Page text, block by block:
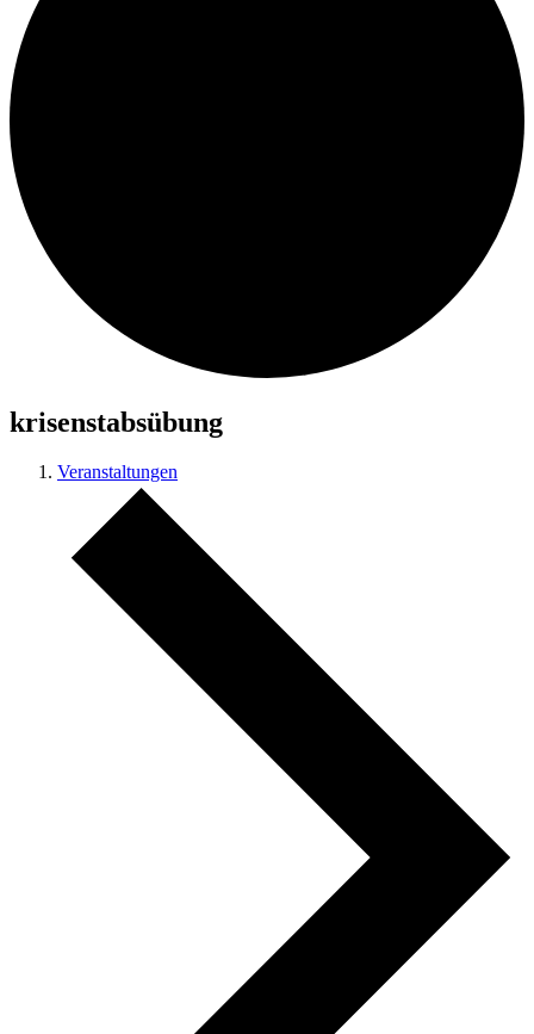
krisenstabsübung
Veranstaltungen